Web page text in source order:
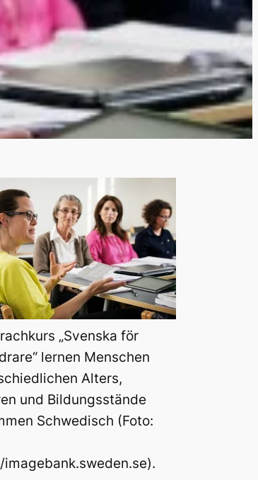
„Svenska för
lernen Menschen
Alters,
und Bildungsstände
Schwedisch (Foto:
imagebank.sweden.se).